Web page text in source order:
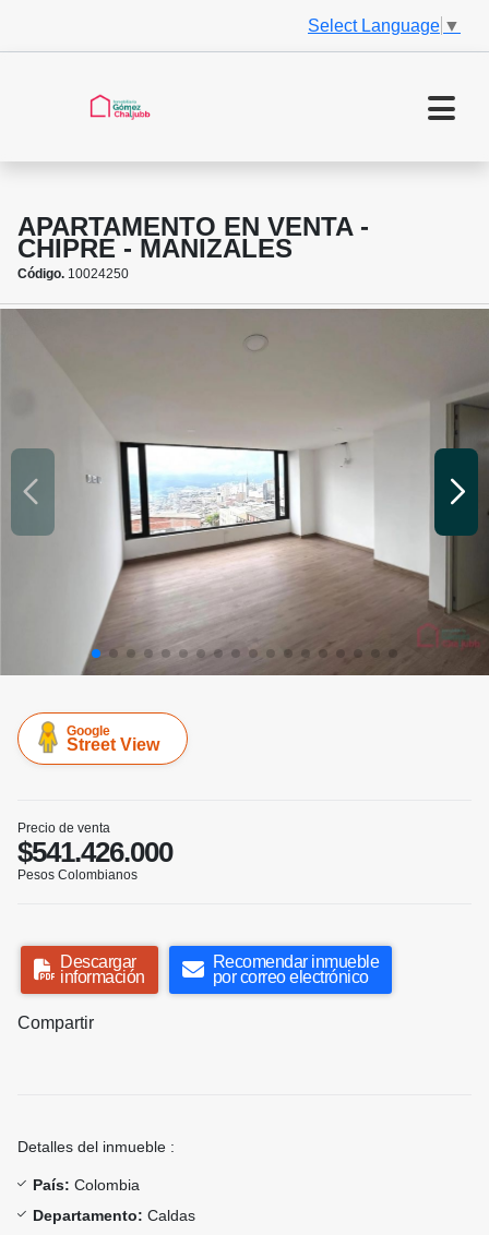
Select Language ▼
APARTAMENTO EN VENTA -
CHIPRE - MANIZALES
Código. 10024250
Google
Street View
Precio de venta
$541.426.000
Pesos Colombianos
Descargar
información
Recomendar inmueble
por correo electrónico
Compartir
Detalles del inmueble :
País: Colombia
Departamento: Caldas